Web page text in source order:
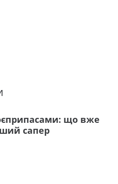
що вже
сапер